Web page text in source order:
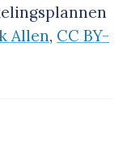
Allen, CC BY-